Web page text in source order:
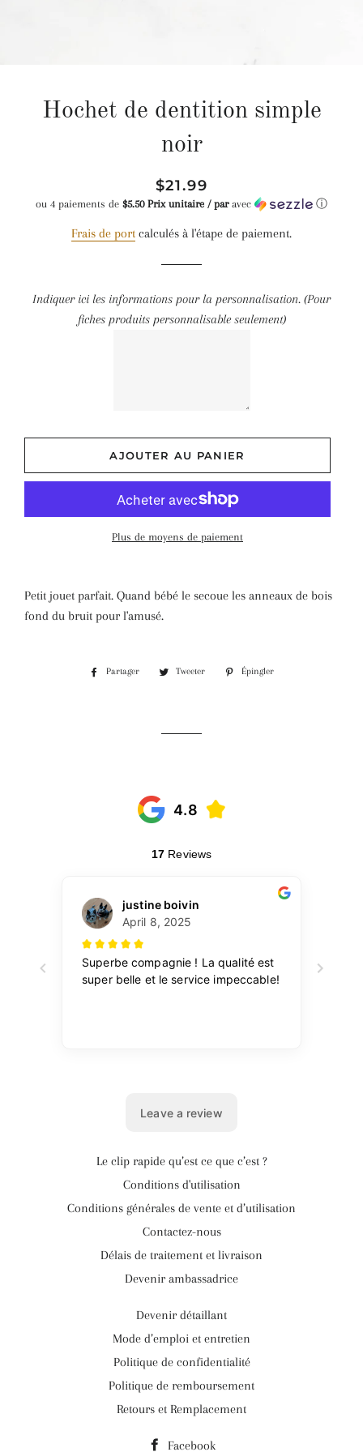
Hochet de dentition simple
noir
Prix
régulier
Prix
réduit
$21.99
ou 4 paiements de $5.50 Prix unitaire / paravec ⓘ
Frais de port calculés à l'étape de paiement.
Indiquer ici les informations pour la personnalisation. (Pour
fiches produits personnalisable seulement)
AJOUTER AU PANIER
Plus de moyens de paiement
Petit jouet parfait. Quand bébé le secoue les anneaux de bois
fond du bruit pour l'amusé.
Partager
PartagerTweeter
Tweeter Épingler
Le clip rapide qu’est ce que c’est ?
Conditions d'utilisation
Conditions générales de vente et d’utilisation
Contactez-nous
Délais de traitement et livraison
Devenir ambassadrice
Devenir détaillant
Mode d’emploi et entretien
Politique de confidentialité
Politique de remboursement
Retours et Remplacement
Facebook